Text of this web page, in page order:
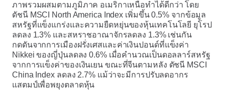
ภาพรวมผสมตามภูมิภาค อเมริกาเหนือทำได้ดีกว่า โดย
ดัชนี MSCI North America Index เพิ่มขึ้น 0.5% จากข้อมูล
สหรัฐที่แข็งแกร่งและความยืดหยุ่นของหุ้นเทคโนโลยี ยุโรป
ลดลง 1.3% และสหราชอาณาจักรลดลง 1.3% เช่นกัน
กดดันจากการเมืองฝรั่งเศสและค่าเงินปอนด์ที่แข็งค่า
Nikkei ของญี่ปุ่นลดลง 0.6% เมื่อคำนวณเป็นดอลลาร์สหรัฐ
จากการแข็งค่าของเงินเยน ขณะที่จีนตามหลัง ดัชนี MSCI
China Index ลดลง 2.7% แม้ว่าจะมีการปรับลดอากร
แสตมป์เพื่อพยุงตลาดหุ้น